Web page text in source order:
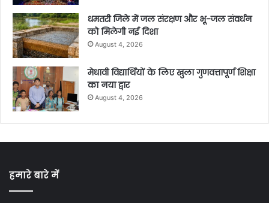
धमतरी जिले में जल संरक्षण और भू-जल संवर्धन
को मिलेगी नई दिशा
August 4, 2026
मेधावी विद्यार्थियों के लिए खुला गुणवत्तापूर्ण शिक्षा
का नया द्वार
August 4, 2026
हमारे बारे में